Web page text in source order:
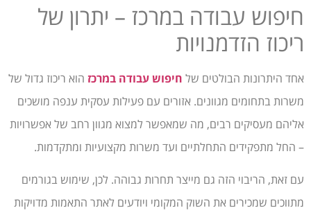
חיפוש עבודה במרכז – יתרון של
ריכוז הזדמנויות
אחד היתרונות הבולטים של חיפוש עבודה במרכז הוא ריכוז גדול של
משרות בתחומים מגוונים. אזורים עם פעילות עסקית ענפה מושכים
אליהם מעסיקים רבים, מה שמאפשר למצוא מגוון רחב של אפשרויות
– החל מתפקידים התחלתיים ועד משרות מקצועיות ומתקדמות.
עם זאת, הריבוי הזה גם מייצר תחרות גבוהה. לכן, שימוש בגורמים
מתווכים שמכירים את השוק המקומי ויודעים לאתר התאמות מדויקות